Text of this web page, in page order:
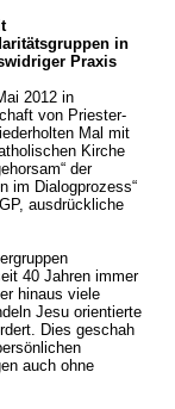
in
Praxis
2012 in
von Priester-
Mal mit
Kirche
der
im Dialogprozess“
ausdrückliche
40 Jahren immer
hinaus viele
Jesu orientierte
Dies geschah
auch ohne